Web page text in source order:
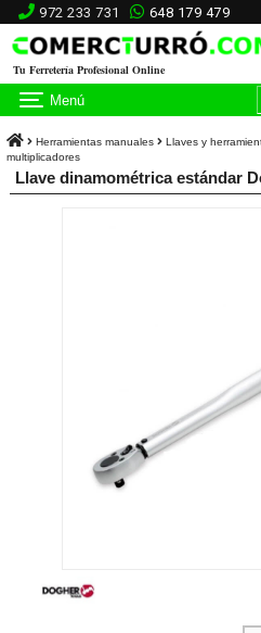
972 233 731 648 179 479
Tu Ferretería Profesional Online
Menú
Herramientas manuales Llaves y
multiplicadores
Llave dinamométrica estándar